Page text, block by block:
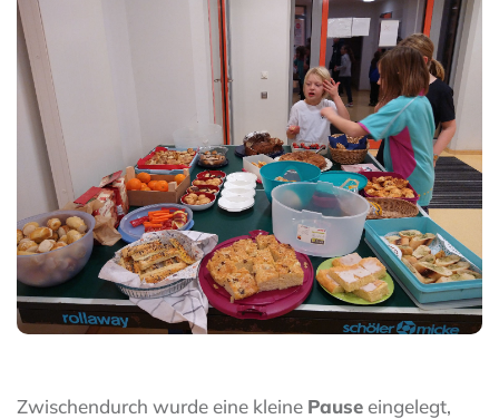
Zwischendurch wurde eine kleine Pauseeingelegt,